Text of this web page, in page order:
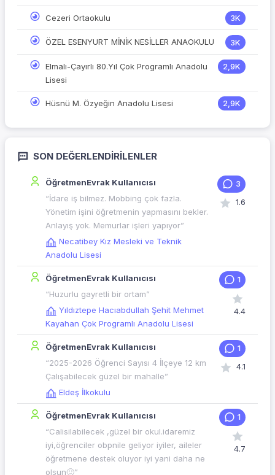
Cezeri Ortaokulu 3K
ÖZEL ESENYURT MİNİK NESİLLER ANAOKULU 3K
Elmalı-Çayırlı 80.Yıl Çok Programlı Anadolu
Lisesi
2,9K
Hüsnü M. Özyeğin Anadolu Lisesi 2,9K
SON DEĞERLENDIRILENLER
ÖğretmenEvrak Kullanıcısı
“İdare iş bilmez. Mobbing çok fazla.
Yönetim işini öğretmenin yapmasını bekler.
Anlayış yok. Memurlar işleri yapıyor”
Necatibey Kız Mesleki ve Teknik
Anadolu Lisesi
3
1.6
ÖğretmenEvrak Kullanıcısı
“Huzurlu gayretli bir ortam”
Yıldıztepe Hacıabdullah Şehit Mehmet
Kayahan Çok Programlı Anadolu Lisesi
1
4.4
ÖğretmenEvrak Kullanıcısı
“2025-2026 Öğrenci Sayısı 4 İlçeye 12 km
Çalışabilecek güzel bir mahalle”
Eldeş İlkokulu
1
4.1
ÖğretmenEvrak Kullanıcısı
“Calisilabilecek ,güzel bir okul.idaremiz
iyi,öğrenciler obpnile geliyor iyiler, aileler
öğretmene destek oluyor iyi yani daha ne
olsun🙂”
1
4.7